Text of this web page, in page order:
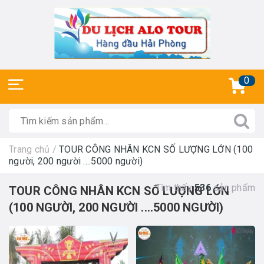
0
Trang chủ / TOUR CÔNG NHÂN KCN SỐ LƯỢNG LỚN (100
người, 200 người ....5000 người)
TOUR CÔNG NHÂN KCN SỐ LƯỢNG LỚN
(100 NGƯỜI, 200 NGƯỜI ....5000 NGƯỜI)
Tìm thấy536sản phẩm